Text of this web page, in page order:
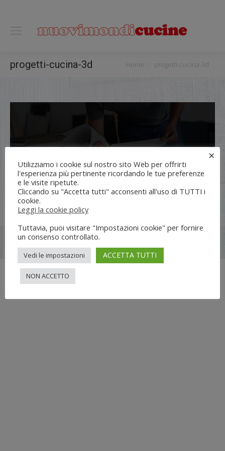
progetti-cucina-3d You are here:
Home progetti-cucina-3d
Flli UNIA s.n.c. | Lungo Dora Voghera 28/d Torino (10122) |
info[at]nuovimondi.com | P.IVA 00715420014
Utilizziamo i cookie sul nostro sito Web per offrirti
l'esperienza più pertinente ricordando le tue preferenze
e le visite ripetute.
Cliccando su "Accetta tutti" acconsenti all'uso di TUTTI i
cookie.
Leggi la cookie policy
×
Tuttavia, puoi visitare "Impostazioni cookie" per fornire
un consenso controllato.
Vedi le impostazioni ACCETTA TUTTI
NON ACCETTO